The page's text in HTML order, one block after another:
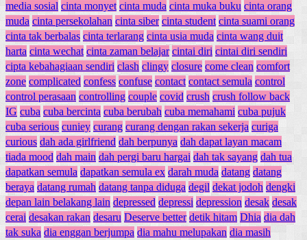
media sosial cinta monyet cinta muda cinta muka buku cinta orang
muda cinta persekolahan cinta siber cinta student cinta suami orang
cinta tak berbalas cinta terlarang cinta usia muda cinta wang duit
harta cinta wechat cinta zaman belajar cintai diri cintai diri sendiri
cipta kebahagiaan sendiri clash clingy closure come clean comfort
zone complicated confess confuse contact contact semula control
control perasaan controlling couple covid crush crush follow back
IG cuba cuba bercinta cuba berubah cuba memahami cuba pujuk
cuba serious cuniey curang curang dengan rakan sekerja curiga
curious dah ada girlfriend dah berpunya dah dapat layan macam
tiada mood dah main dah pergi baru hargai dah tak sayang dah tua
dapatkan semula dapatkan semula ex darah muda datang datang
beraya datang rumah datang tanpa diduga degil dekat jodoh dengki
depan lain belakang lain depressed depressi depression desak desak
cerai desakan rakan desaru Deserve better detik hitam Dhia dia dah
tak suka dia enggan berjumpa dia mahu melupakan dia masih